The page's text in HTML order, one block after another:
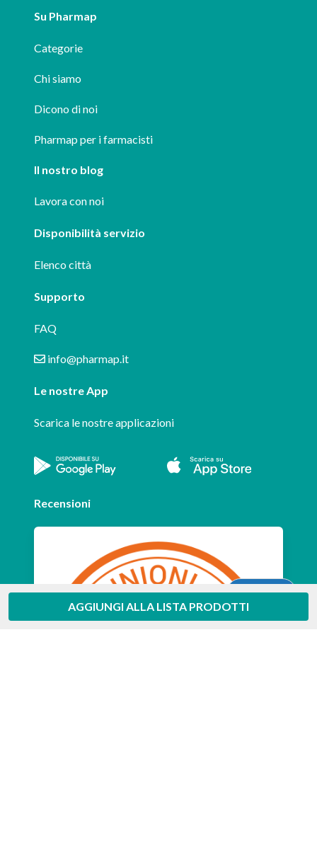
AGGIUNGI ALLA LISTA PRODOTTI
Su Pharmap
Categorie
Chi siamo
Dicono di noi
Pharmap per i farmacisti
Il nostro blog
Lavora con noi
Disponibilità servizio
Elenco città
Supporto
FAQ
info@pharmap.it
Le nostre App
Scarica le nostre applicazioni
Recensioni
Aiuto